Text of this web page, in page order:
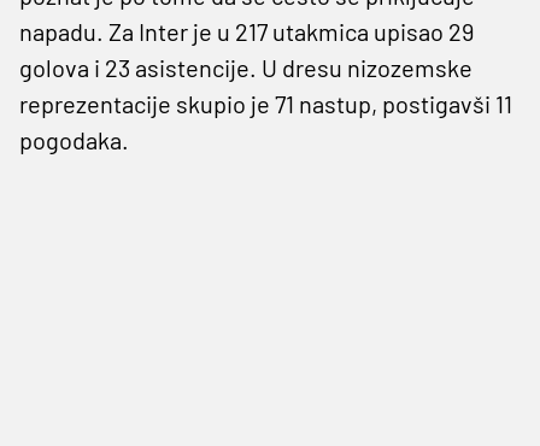
napadu. Za Inter je u 217 utakmica upisao 29
golova i 23 asistencije. U dresu nizozemske
reprezentacije skupio je 71 nastup, postigavši 11
pogodaka.